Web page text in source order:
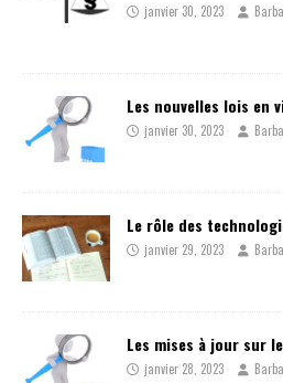
janvier 30, 2023
Les nouvelles lois en
janvier 30, 2023
Le rôle des
janvier 29, 2023
Les mises à jour sur
janvier 28, 2023